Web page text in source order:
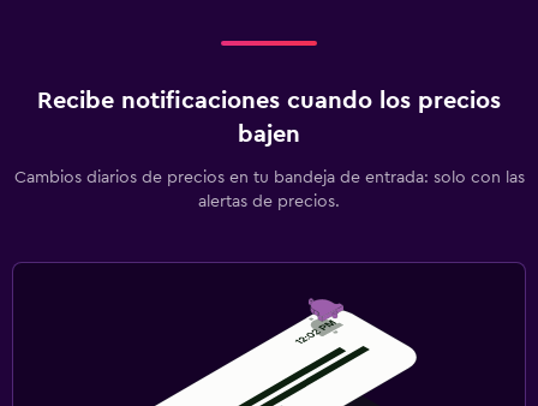
Recibe notificaciones cuando los precios
bajen
Cambios diarios de precios en tu bandeja de entrada: solo con las
alertas de precios.